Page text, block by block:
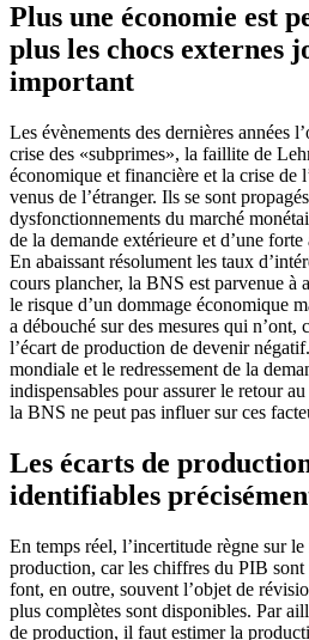
Plus une économie est
plus les chocs externes
important
Les évènements des dernières années
crise des «subprimes», la faillite de
économique et financière et la crise de
venus de l’étranger. Ils se sont
dysfonctionnements du marché
de la demande extérieure et d’une
En abaissant résolument les taux
cours plancher, la BNS est parvenue à
le risque d’un dommage économique
a débouché sur des mesures qui n’ont,
l’écart de production de devenir
mondiale et le redressement de la
indispensables pour assurer le retour
la BNS ne peut pas influer sur ces
Les écarts de
identifiables
En temps réel, l’incertitude règne sur
production, car les chiffres du PIB sont
font, en outre, souvent l’objet de
plus complètes sont disponibles. Par
de production, il faut estimer la